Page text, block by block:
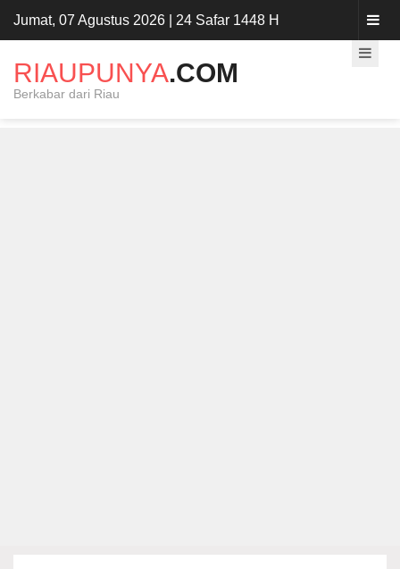
Jumat, 07 Agustus 2026 | 24 Safar 1448 H
RIAUPUNYA.COM
Berkabar dari Riau